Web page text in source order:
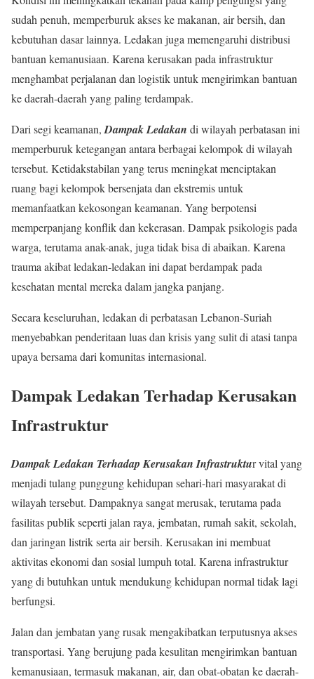
sudah penuh, memperburuk akses ke makanan, air bersih, dan
kebutuhan dasar lainnya. Ledakan juga memengaruhi distribusi
bantuan kemanusiaan. Karena kerusakan pada infrastruktur
menghambat perjalanan dan logistik untuk mengirimkan bantuan
ke daerah-daerah yang paling terdampak.
Dari segi keamanan, Dampak Ledakan di wilayah perbatasan ini
memperburuk ketegangan antara berbagai kelompok di wilayah
tersebut. Ketidakstabilan yang terus meningkat menciptakan
ruang bagi kelompok bersenjata dan ekstremis untuk
memanfaatkan kekosongan keamanan. Yang berpotensi
memperpanjang konflik dan kekerasan. Dampak psikologis pada
warga, terutama anak-anak, juga tidak bisa di abaikan. Karena
trauma akibat ledakan-ledakan ini dapat berdampak pada
kesehatan mental mereka dalam jangka panjang.
Secara keseluruhan, ledakan di perbatasan Lebanon-Suriah
menyebabkan penderitaan luas dan krisis yang sulit di atasi tanpa
upaya bersama dari komunitas internasional.
Dampak Ledakan Terhadap Kerusakan
Infrastruktur
Dampak Ledakan Terhadap Kerusakan Infrastruktur vital yang
menjadi tulang punggung kehidupan sehari-hari masyarakat di
wilayah tersebut. Dampaknya sangat merusak, terutama pada
fasilitas publik seperti jalan raya, jembatan, rumah sakit, sekolah,
dan jaringan listrik serta air bersih. Kerusakan ini membuat
aktivitas ekonomi dan sosial lumpuh total. Karena infrastruktur
yang di butuhkan untuk mendukung kehidupan normal tidak lagi
berfungsi.
Jalan dan jembatan yang rusak mengakibatkan terputusnya akses
transportasi. Yang berujung pada kesulitan mengirimkan bantuan
kemanusiaan, termasuk makanan, air, dan obat-obatan ke daerah-